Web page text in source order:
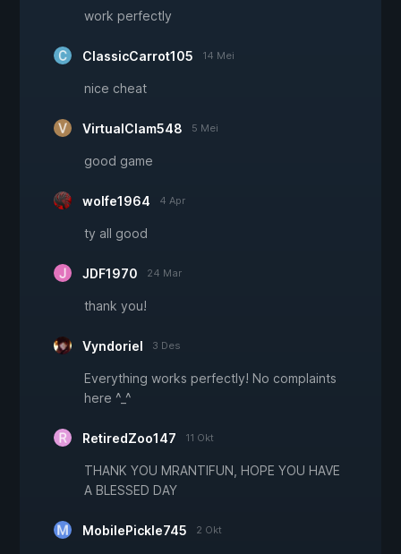
work perfectly
ClassicCarrot105 14 Mei
nice cheat
VirtualClam548 5 Mei
good game
wolfe1964 4 Apr
ty all good
JDF1970 24 Mar
thank you!
Vyndoriel 3 Des
Everything works perfectly! No complaints
here ^_^
RetiredZoo147 11 Okt
THANK YOU MRANTIFUN, HOPE YOU HAVE
A BLESSED DAY
MobilePickle745 2 Okt